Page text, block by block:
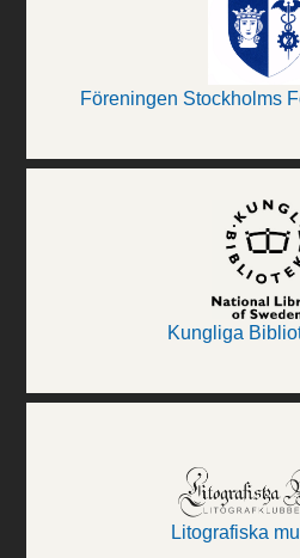
Föreningen Stockholms
Kungliga
Litografiska